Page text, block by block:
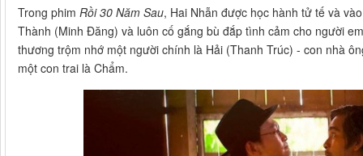
Trong phim Rồi 30 Năm Sau, Hai Nhẫn được học hành tử tế và
Thành (Minh Đăng) và luôn cố gắng bù đắp tình cảm cho người
thương trộm nhớ một người chính là Hải (Thanh Trúc) - con nhà
một con trai là Chẩm.